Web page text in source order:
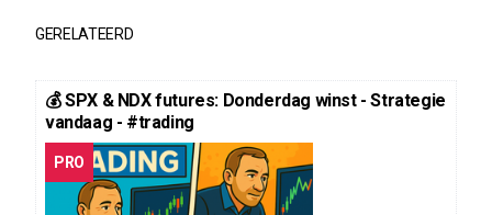
GERELATEERD
💰 SPX & NDX futures: Donderdag winst - Strategie
vandaag - #trading
PRO